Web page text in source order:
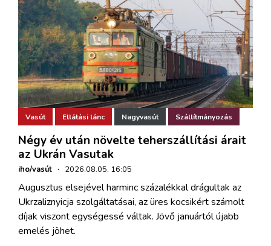
Vasút Ellátási lánc Nagyvasút Szállítmányozás
Négy év után növelte teherszállítási árait
az Ukrán Vasutak
iho/vasút · 2026.08.05. 16:05
Augusztus elsejével harminc százalékkal drágultak az
Ukrzaliznyicja szolgáltatásai, az üres kocsikért számolt
díjak viszont egységessé váltak. Jövő januártól újabb
emelés jöhet.